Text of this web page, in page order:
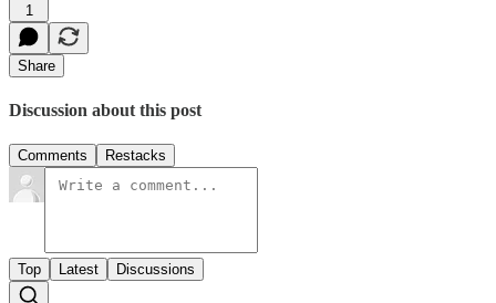
1
Share
Discussion about this post
Comments Restacks
Top Latest Discussions